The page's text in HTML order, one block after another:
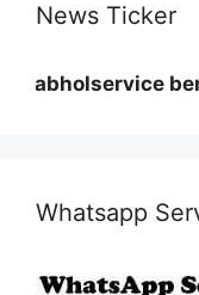
News Ticker
benötigen
Whatsapp